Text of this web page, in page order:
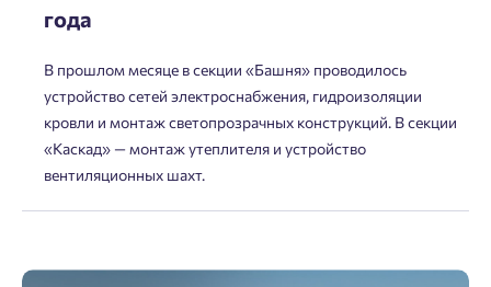
года
В прошлом месяце в секции «Башня» проводилось
устройство сетей электроснабжения, гидроизоляции
кровли и монтаж светопрозрачных конструкций. В секции
«Каскад» — монтаж утеплителя и устройство
вентиляционных шахт.